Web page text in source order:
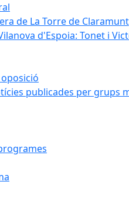
de La Torre de Claramunt
d'Espoia: Tonet i
publicades per grups